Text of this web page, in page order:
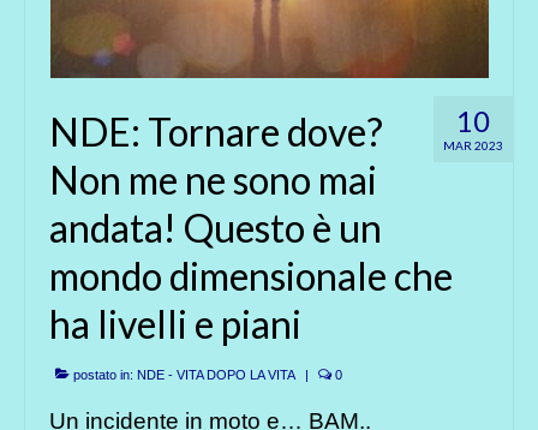
10
MAR 2023
NDE: Tornare dove?
Non me ne sono mai
andata! Questo è un
mondo dimensionale che
ha livelli e piani
postato in: NDE - VITA DOPO LA VITA | 0
Un incidente in moto e… BAM..